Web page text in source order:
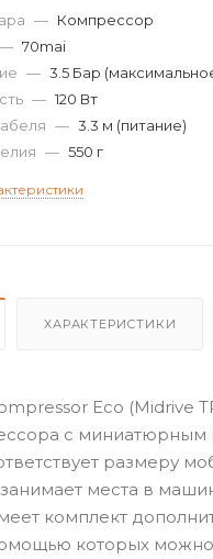
— Компрессор
— 70mai
— 3.5 Бар
— 120 Вт
— 3.3 м (питание)
— 550 г
ХАРАКТЕРИСТИКИ
Eco (Midrive
с миниатюрным
размеру
места в
комплект
которых можно